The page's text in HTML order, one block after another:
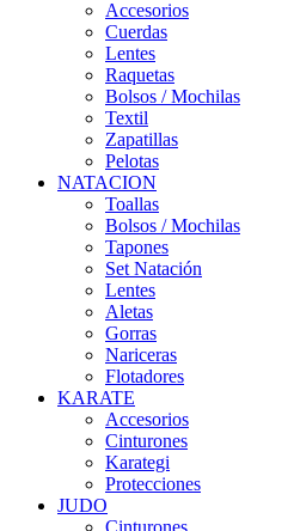
Accesorios
Cuerdas
Lentes
Raquetas
Bolsos / Mochilas
Textil
Zapatillas
Pelotas
NATACION
Toallas
Bolsos / Mochilas
Tapones
Set Natación
Lentes
Aletas
Gorras
Nariceras
Flotadores
KARATE
Accesorios
Cinturones
Karategi
Protecciones
JUDO